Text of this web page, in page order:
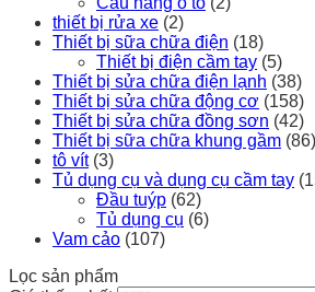
thiết bị rửa xe (2)
Thiết bị sữa chữa điện (18)
Thiết bị điện cầm tay (5)
Thiết bị sửa chữa điện lạnh (38)
Thiết bị sửa chữa động cơ (158)
Thiết bị sửa chữa đồng sơn (42)
Thiết bị sữa chữa khung gầm (86)
tô vít (3)
Tủ dụng cụ và dụng cụ cầm tay
Đầu tuýp (62)
Tủ dụng cụ (6)
Vam cảo (107)
Lọc sản phẩm